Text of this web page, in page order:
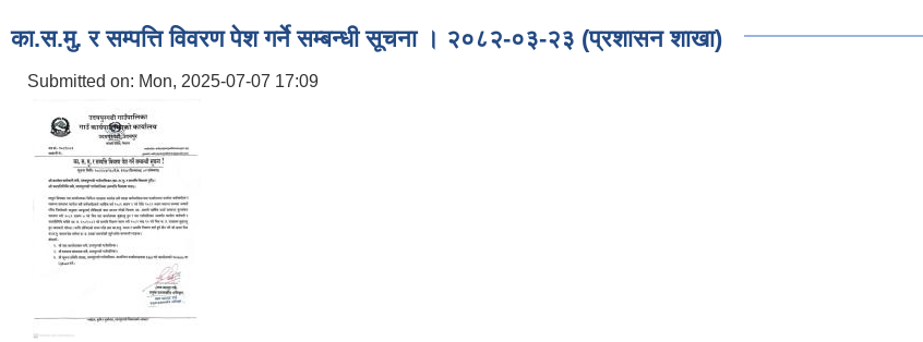
का.स.मु. र सम्पत्ति विवरण पेश गर्ने सम्बन्धी सूचना । २०८२-०३-२३ (प्रशासन शाखा)
Submitted on: Mon, 2025-07-07 17:09